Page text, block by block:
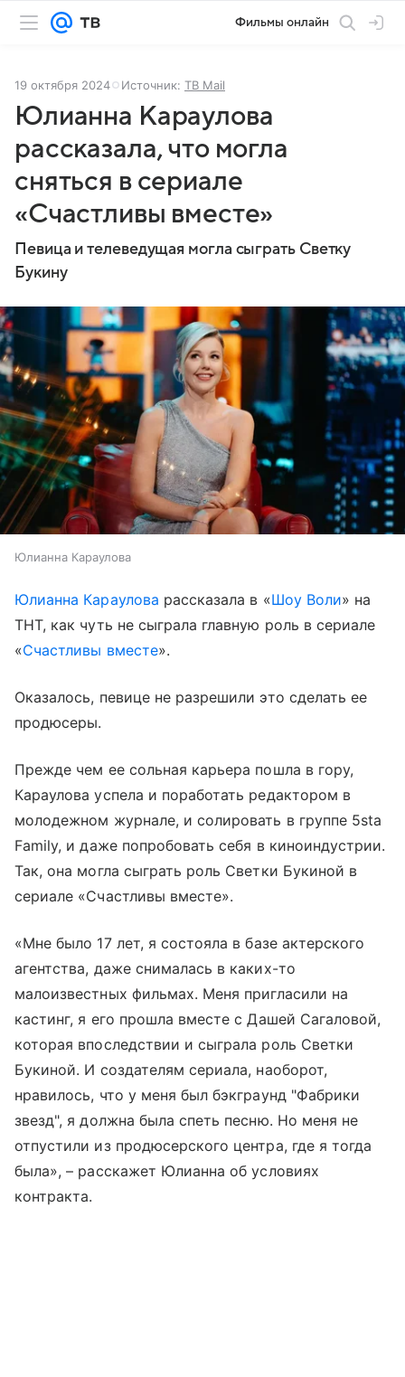
Фильмы онлайн
19 октября 2024 Источник: ТВ Mail
Юлианна Караулова
рассказала, что могла
сняться в сериале
«Счастливы вместе»
Певица и телеведущая могла сыграть Светку
Букину
Юлианна Караулова
Юлианна Караулова рассказала в «Шоу Воли» на
ТНТ, как чуть не сыграла главную роль в сериале
«Счастливы вместе».
Оказалось, певице не разрешили это сделать ее
продюсеры.
Прежде чем ее сольная карьера пошла в гору,
Караулова успела и поработать редактором в
молодежном журнале, и солировать в группе 5sta
Family, и даже попробовать себя в киноиндустрии.
Так, она могла сыграть роль Светки Букиной в
сериале «Счастливы вместе».
«Мне было 17 лет, я состояла в базе актерского
агентства, даже снималась в каких-то
малоизвестных фильмах. Меня пригласили на
кастинг, я его прошла вместе с Дашей Сагаловой,
которая впоследствии и сыграла роль Светки
Букиной. И создателям сериала, наоборот,
нравилось, что у меня был бэкграунд "Фабрики
звезд", я должна была спеть песню. Но меня не
отпустили из продюсерского центра, где я тогда
была», – расскажет Юлианна об условиях
контракта.